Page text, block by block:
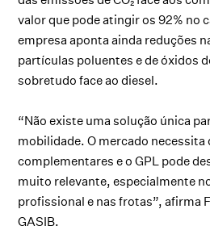
valor que pode atingir os 92% no
empresa aponta ainda reduções
partículas poluentes e de óxidos
sobretudo face ao diesel.
“Não existe uma solução única
mobilidade. O mercado necessita
complementares e o GPL pode
muito relevante, especialmente
profissional e nas frotas”, afirma
GASIB.